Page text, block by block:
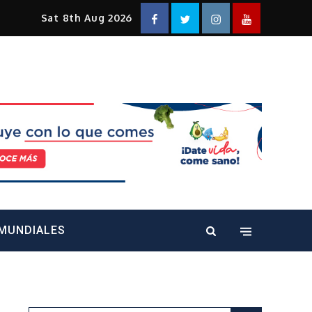
Sat 8th Aug 2026 FacebookTwitterInstagramYouTube